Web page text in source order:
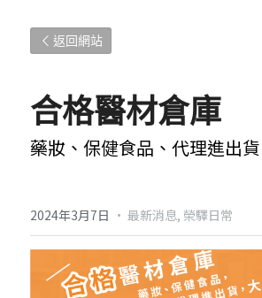
返回網站
合格醫材倉庫
藥妝、保健食品、代理進出貨
2024年3月7日 · 最新消息, 榮驛日常